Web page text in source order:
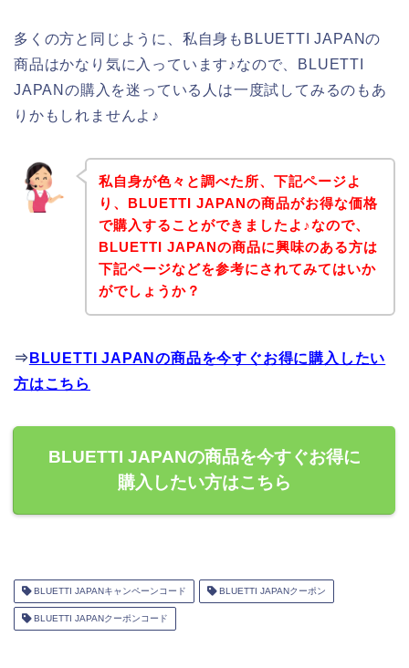
多くの方と同じように、私自身もBLUETTI JAPANの
商品はかなり気に入っています♪なので、BLUETTI
JAPANの購入を迷っている人は一度試してみるのもあ
りかもしれませんよ♪
私自身が色々と調べた所、下記ページよ
り、BLUETTI JAPANの商品がお得な価格
で購入することができましたよ♪なので、
BLUETTI JAPANの商品に興味のある方は
下記ページなどを参考にされてみてはいか
がでしょうか？
⇒ BLUETTI JAPANの商品を今すぐお得に購入したい
方はこちら
BLUETTI JAPANの商品を今すぐお得に
購入したい方はこちら
BLUETTI JAPANキャンペーンコード BLUETTI JAPANクーポン
BLUETTI JAPANクーポンコード